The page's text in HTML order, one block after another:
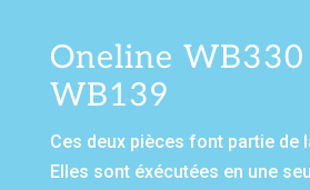
Oneline
WB139
Ces deux pièces font partie de
Elles sont éxécutées en une